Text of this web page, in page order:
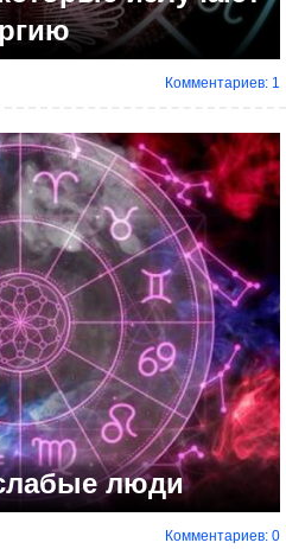
Комментариев: 1
люди
Комментариев: 0